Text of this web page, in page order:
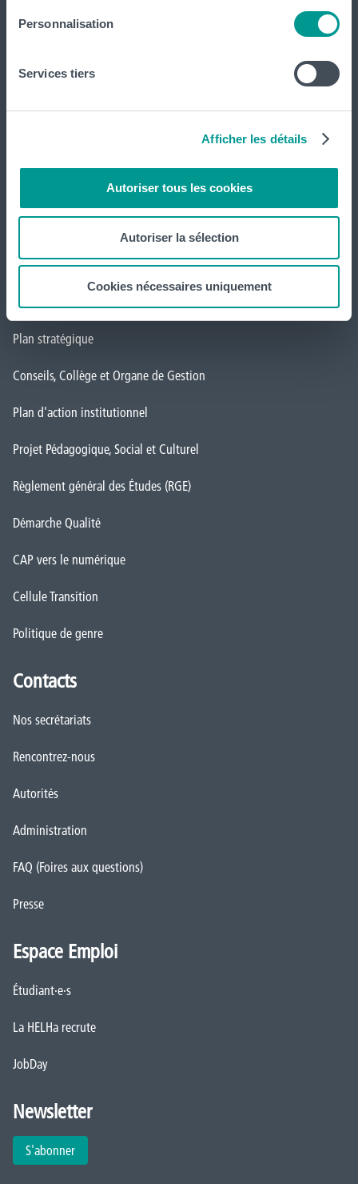
Personnalisation
Services tiers
Afficher les détails
Autoriser tous les cookies
Autoriser la sélection
Cookies nécessaires uniquement
Implantations
Service aux étudiant·e·s
Formation continue et recherche
Mobilité internationale
Institution
Plan stratégique
Conseils, Collège et Organe de Gestion
Plan d'action institutionnel
Projet Pédagogique, Social et Culturel
Règlement général des Études (RGE)
Démarche Qualité
CAP vers le numérique
Cellule Transition
Politique de genre
Contacts
Nos secrétariats
Rencontrez-nous
Autorités
Administration
FAQ (Foires aux questions)
Presse
Espace Emploi
Étudiant·e·s
La HELHa recrute
JobDay
Newsletter
S'abonner